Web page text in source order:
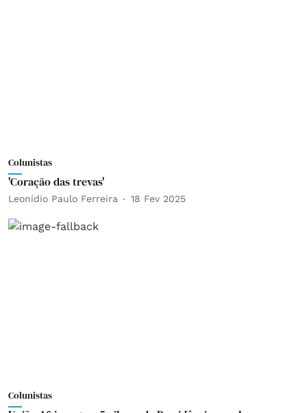
Colunistas
'Coração das trevas'
Leonídio Paulo Ferreira 18 Fev 2025
Colunistas